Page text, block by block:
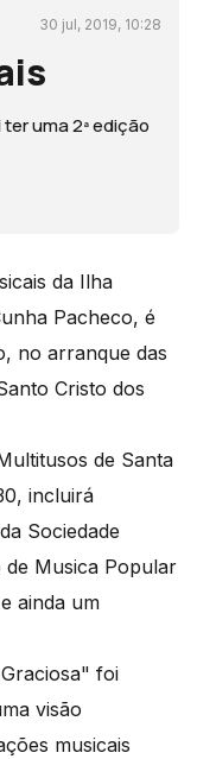
30 jul, 2019, 10:28
uma 2ª edição
da Ilha
Pacheco, é
no arranque das
Cristo dos
de Santa
incluirá
Sociedade
de Musica Popular
ainda um
foi
visão
musicais